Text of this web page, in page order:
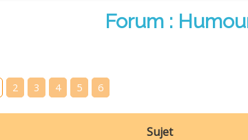
Forum :
2 3 4 5 6
Sujet